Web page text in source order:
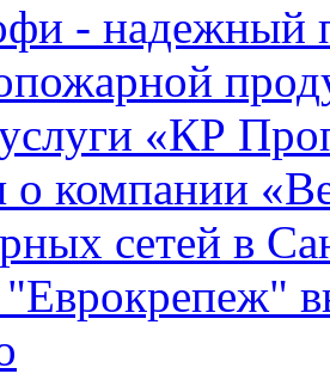
- надежный
«КР
компании
сетей в